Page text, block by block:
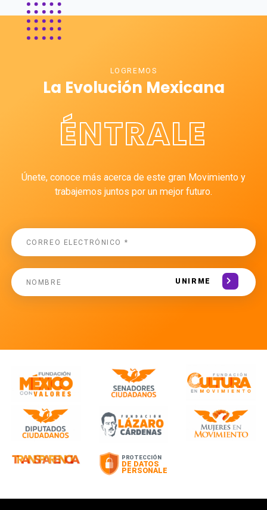
LOGREMOS
La Evolución Mexicana
ÉNTRALE
Únete, conoce más acerca de este gran Movimiento y
trabajemos juntos por un mejor futuro.
UNIRME